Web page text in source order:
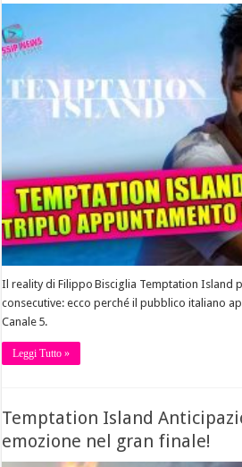
Il reality di Filippo Bisciglia Temptation Island
consecutive: ecco perché il pubblico italiano
Canale 5.
Leggi Tutto »
Temptation Island
emozione nel gran finale!